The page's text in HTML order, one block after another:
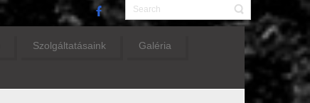
Szolgáltatásaink Galéria